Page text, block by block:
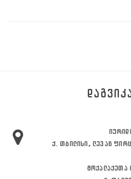
Ქ. ᲗᲑᲘᲚᲘᲡᲘ, ᲚᲔᲕᲐᲜ
ᲛᲝᲥᲐᲚᲐᲥᲔᲗᲐ